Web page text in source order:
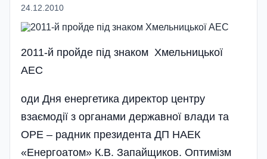
24.12.2010
2011-й пройде під знаком Хмельницької
АЕС
оди Дня енергетика директор центру
взаємодії з органами державної влади та
ОРЕ – радник президента ДП НАЕК
«Енергоатом» К.В. Запайщиков. Оптимізм